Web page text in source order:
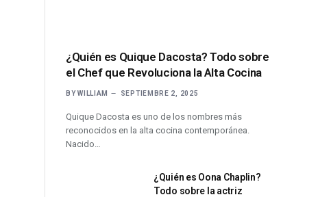
¿Quién es Quique Dacosta? Todo sobre
el Chef que Revoluciona la Alta Cocina
BY WILLIAM SEPTIEMBRE 2, 2025
Quique Dacosta es uno de los nombres más
reconocidos en la alta cocina contemporánea.
Nacido…
¿Quién es Oona Chaplin?
Todo sobre la actriz